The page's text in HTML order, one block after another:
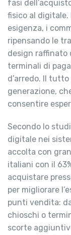
fasi
fisico al digitale.
esigenza, i
ripensando le
design raffinato
terminali di
d’arredo. Il
generazione,
consentire
Secondo lo
digitale nei
accolta con
italiani con il
acquistare
per migliorare
punti vendita:
chioschi o
scorte